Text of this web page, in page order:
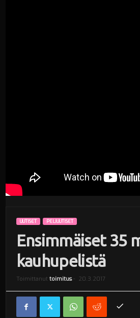
UUTISET PELIUUTISET
Ensimmäiset 35
kauhupelistä
Toimittanut toimitus- 20.3.2017